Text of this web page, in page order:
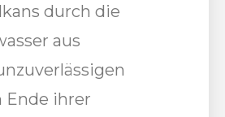
durch die
aus
Ende ihrer